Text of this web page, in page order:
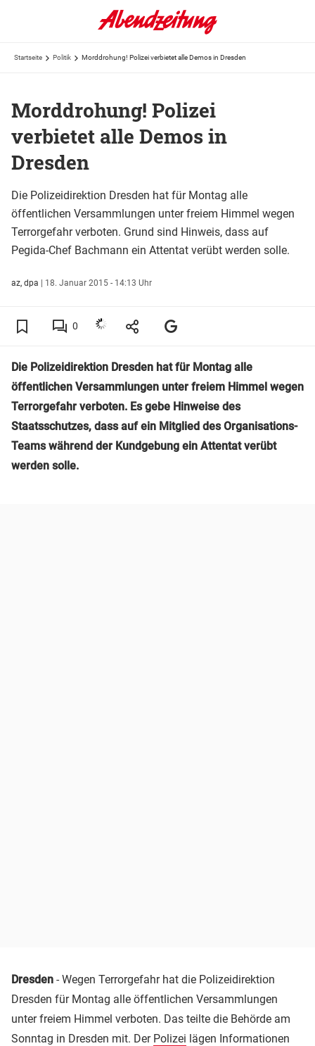
Startseite Politik Morddrohung! Polizei verbietet alle Demos in Dresden
Morddrohung! Polizei
verbietet alle Demos in
Dresden
Die Polizeidirektion Dresden hat für Montag alle
öffentlichen Versammlungen unter freiem Himmel wegen
Terrorgefahr verboten. Grund sind Hinweis, dass auf
Pegida-Chef Bachmann ein Attentat verübt werden solle.
az, dpa | 18. Januar 2015 - 14:13 Uhr
0
Die Polizeidirektion Dresden hat für Montag alle
öffentlichen Versammlungen unter freiem Himmel wegen
Terrorgefahr verboten. Es gebe Hinweise des
Staatsschutzes, dass auf ein Mitglied des Organisations-
Teams während der Kundgebung ein Attentat verübt
werden solle.
Dresden - Wegen Terrorgefahr hat die Polizeidirektion
Dresden für Montag alle öffentlichen Versammlungen
unter freiem Himmel verboten. Das teilte die Behörde am
Sonntag in Dresden mit. Der Polizei lägen Informationen